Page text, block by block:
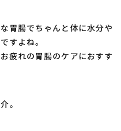
胃腸でちゃんと体に水分や
すよね。
疲れの胃腸のケアにおすす
。